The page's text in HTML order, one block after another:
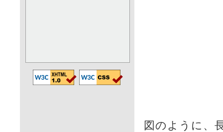
図のように、